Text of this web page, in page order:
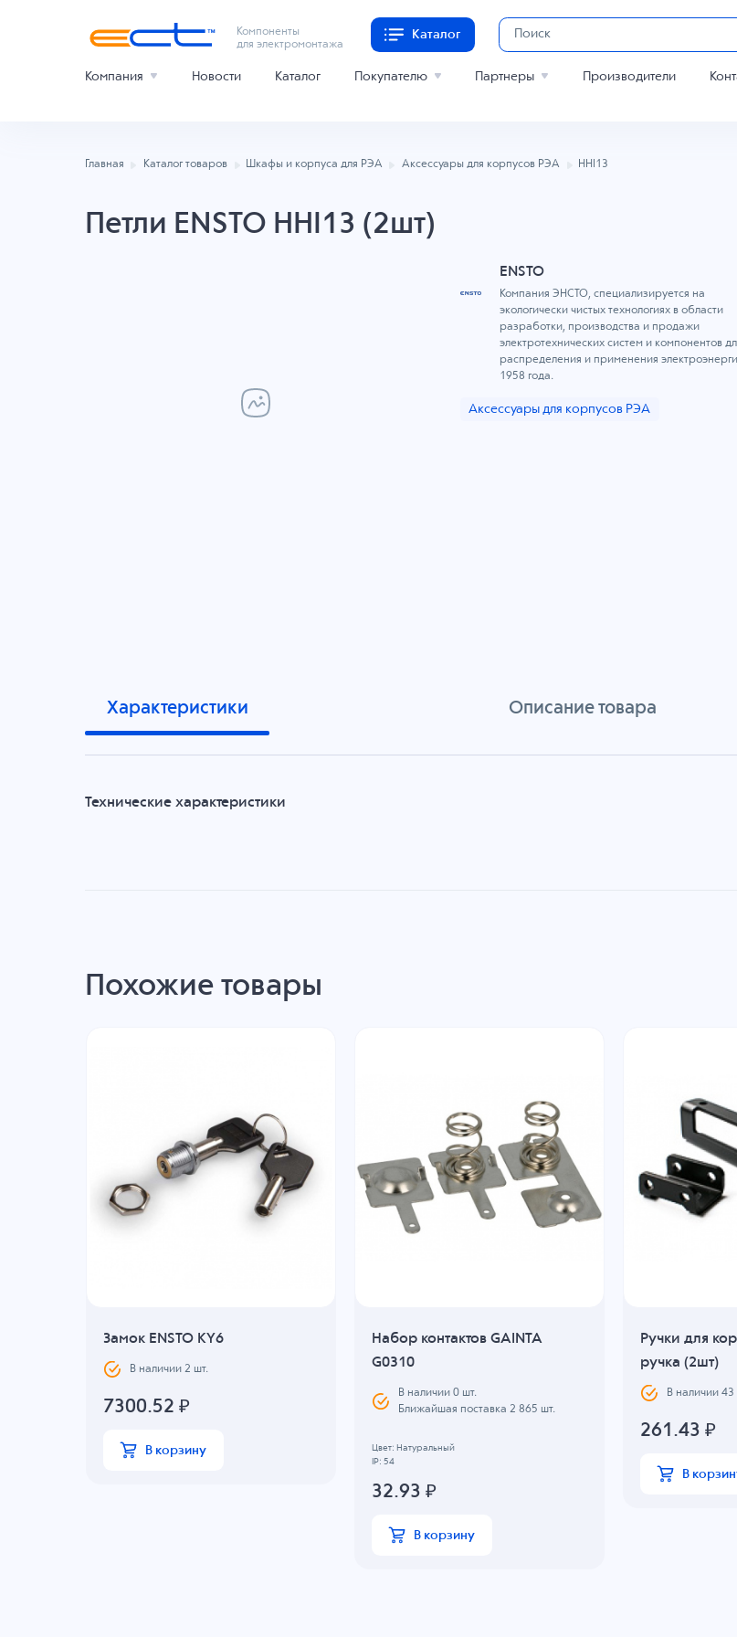
Компоненты
для электромонтажа
Каталог
Компания Новости Каталог Покупателю Партнеры Производители
Главная Каталог товаров Шкафы и корпуса для РЭА Аксессуары для корпусов РЭА HHI13
Петли ENSTO HHI13 (2шт)
ENSTO
Компания ЭНСТО, специализируется на
экологически чистых технологиях в области
разработки, производства и продажи
электротехнических систем и компонентов
распределения и применения
1958 года.
Аксессуары для корпусов РЭА
Характеристики Описание товара
Технические характеристики
Похожие товары
Замок ENSTO KY6
В наличии 2 шт.
7300.52 ₽
В корзину
Набор контактов GAINTA
G0310
В наличии 0шт.
Ближайшая поставка 2 865 шт.
Цвет: Натуральный
IP: 54
32.93 ₽
В корзину
Ручки для
ручка (2шт)
В наличии 43
261.43 ₽
В